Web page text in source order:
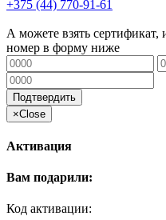
+375 (44) 770-91-61
А можете взять
номер в форму ниже
Подтвердить
×Close
Активация
Вам подарили:
Код активации: